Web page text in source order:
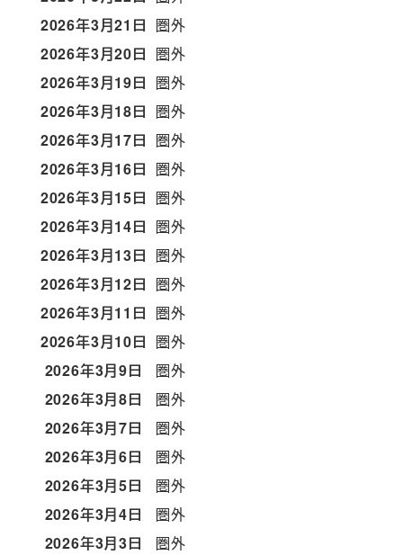
2026年3月21日 圏外
2026年3月20日 圏外
2026年3月19日 圏外
2026年3月18日 圏外
2026年3月17日 圏外
2026年3月16日 圏外
2026年3月15日 圏外
2026年3月14日 圏外
2026年3月13日 圏外
2026年3月12日 圏外
2026年3月11日 圏外
2026年3月10日 圏外
2026年3月9日
圏外
2026年3月8日
圏外
2026年3月7日
圏外
2026年3月6日
圏外
2026年3月5日
圏外
2026年3月4日
圏外
2026年3月3日
圏外